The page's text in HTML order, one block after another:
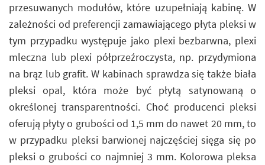
przesuwanych modułów, które uzupełniają kabinę. W
zależności od preferencji zamawiającego płyta pleksi w
tym przypadku występuje jako plexi bezbarwna, plexi
mleczna lub plexi półprzeźroczysta, np. przydymiona
na brąz lub grafit. W kabinach sprawdza się także biała
pleksi opal, która może być płytą satynowaną o
określonej transparentności. Choć producenci pleksi
oferują płyty o grubości od 1,5 mm do nawet 20 mm, to
w przypadku pleksi barwionej najczęściej sięga się po
pleksi o grubości co najmniej 3 mm. Kolorowa pleksa